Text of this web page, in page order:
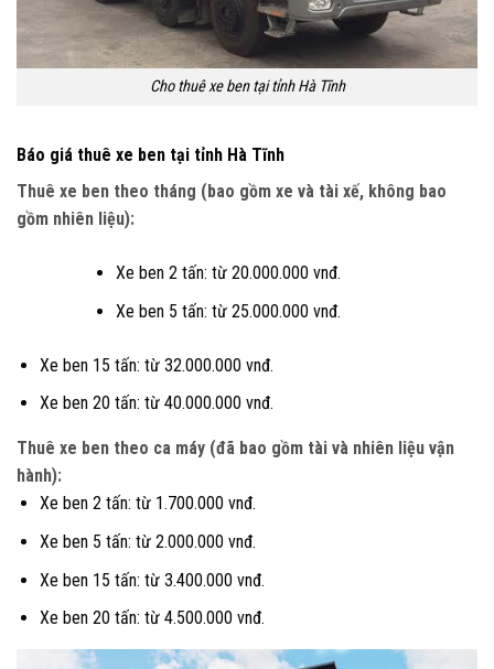
Cho thuê xe ben tại tỉnh Hà Tĩnh
Báo giá thuê xe ben tại tỉnh Hà Tĩnh
Thuê xe ben theo tháng (bao gồm xe và tài xế, không bao
gồm nhiên liệu):
Xe ben 2 tấn: từ 20.000.000 vnđ.
Xe ben 5 tấn: từ 25.000.000 vnđ.
Xe ben 15 tấn: từ 32.000.000 vnđ.
Xe ben 20 tấn: từ 40.000.000 vnđ.
Thuê xe ben theo ca máy (đã bao gồm tài và nhiên liệu vận
hành):
Xe ben 2 tấn: từ 1.700.000 vnđ.
Xe ben 5 tấn: từ 2.000.000 vnđ.
Xe ben 15 tấn: từ 3.400.000 vnđ.
Xe ben 20 tấn: từ 4.500.000 vnđ.